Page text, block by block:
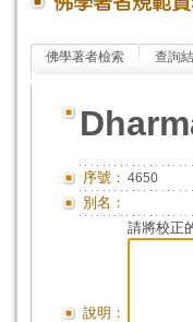
佛學著者檢索 查詢
序號： 4650
別名：
說明：
請將校正